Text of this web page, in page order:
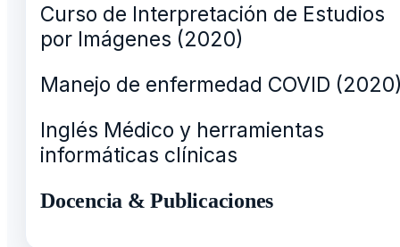
Curso de Interpretación de Estudios
por Imágenes (2020)
Manejo de enfermedad COVID
Inglés Médico y herramientas
informáticas clínicas
Docencia & Publicaciones